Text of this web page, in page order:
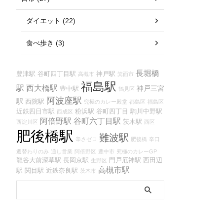
ダイエット (22)
食べ歩き (3)
豊津駅 谷町四丁目駅 高槻市 神戸駅 箕面市 長堀橋
駅 西大橋駅 豊中駅 福島駅 鶴見区 神戸三宮
駅 西院駅 阿波座駅 究極のカレー殿堂 都島区 福島区
近鉄四日市駅 西成区 粉浜駅 谷町四丁目 駒川中野駅
西淀川区 阿倍野駅 谷町六丁目駅 茨木駅 西区
肥後橋駅 辛さゼロ 難波駅 肥後橋 辛口
週替わりのみ 通し営業 阿倍野区 豊中市 究極のカレーGP
龍谷大前深草駅 長岡京駅 生野区 門戸厄神駅 西田辺
駅 関目駅 近鉄奈良駅 茨木市 高槻市駅